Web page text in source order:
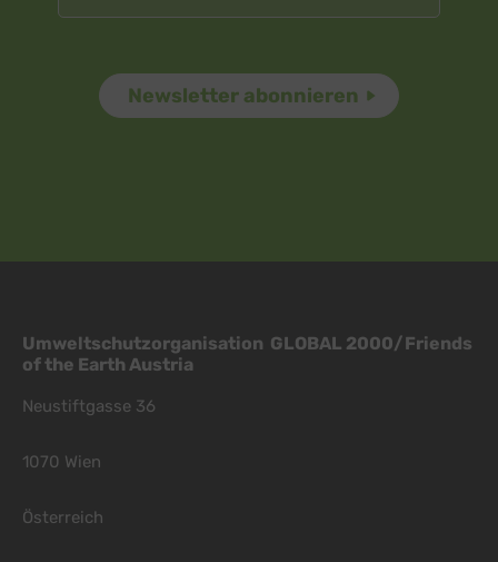
Umweltschutzorganisation GLOBAL 2000/Friends
of the Earth Austria
Neustiftgasse 36
1070 Wien
Österreich